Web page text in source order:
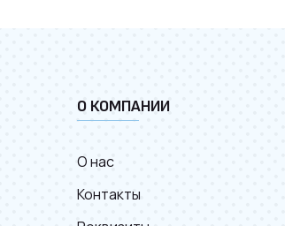
О КОМПАНИИ
О нас
Контакты